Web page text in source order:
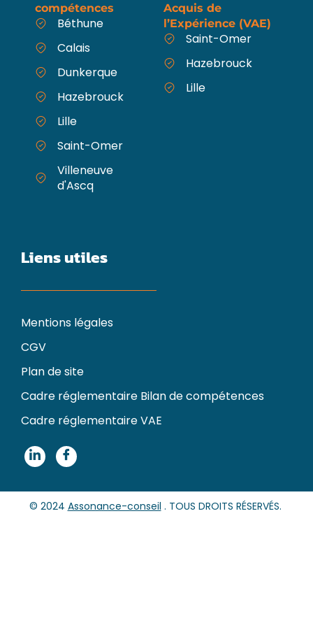
compétences
Béthune
Calais
Dunkerque
Hazebrouck
Lille
Saint-Omer
Villeneuve
d'Ascq
Acquis de
l’Expérience (VAE)
Saint-Omer
Hazebrouck
Lille
Liens utiles
Mentions légales
CGV
Plan de site
Cadre réglementaire Bilan de compétences
Cadre réglementaire VAE
© 2024 Assonance-conseil . TOUS DROITS RÉSERVÉS.